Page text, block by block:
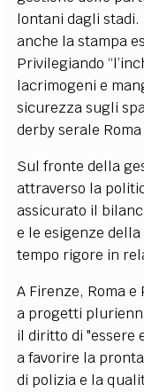
lontani dagli
anche la stampa
Privilegiando
lacrimogeni e
sicurezza sugli
derby serale
Sul fronte della
attraverso la
assicurato il
e le esigenze
tempo rigore in
A Firenze, Roma
a progetti
il diritto di "essere
a favorire la
di polizia e la